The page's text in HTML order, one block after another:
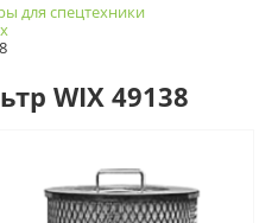
для спецтехники
WIX 49138